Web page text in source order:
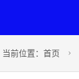
当前位置： 首页 